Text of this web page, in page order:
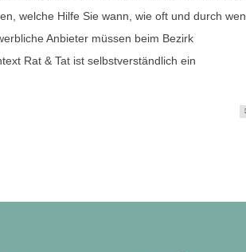
welche Hilfe Sie wann, wie oft und durch wen
Anbieter müssen beim Bezirk
Rat & Tat ist selbstverständlich ein